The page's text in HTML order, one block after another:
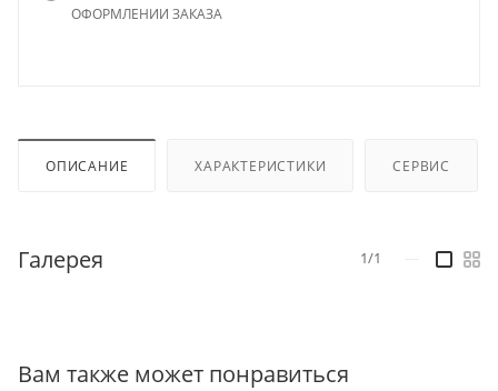
ОФОРМЛЕНИИ ЗАКАЗА
ОПИСАНИЕ ХАРАКТЕРИСТИКИ СЕРВИС
Галерея 1/1
Вам также может понравиться